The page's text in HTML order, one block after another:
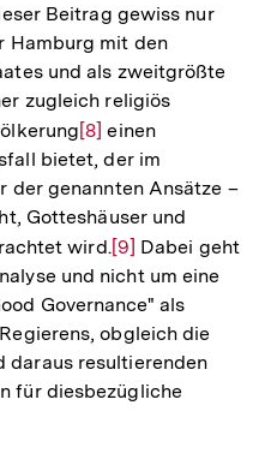
Beitrag gewiss nur
Hamburg mit den
und als zweitgrößte
zugleich religiös
Zur
Auflösung
der
Fußnote
[8] einen
bietet, der im
der genannten Ansätze –
Gotteshäuser und
wird.Zur
Auflösung
der
Fußnote
[9] Dabei geht
und nicht um eine
Governance" als
obgleich die
daraus resultierenden
für diesbezügliche